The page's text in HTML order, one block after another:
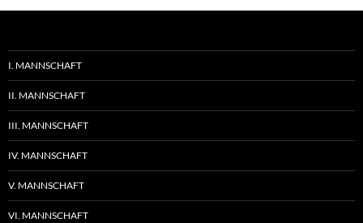
I. MANNSCHAFT
II. MANNSCHAFT
III. MANNSCHAFT
IV. MANNSCHAFT
V. MANNSCHAFT
VI. MANNSCHAFT